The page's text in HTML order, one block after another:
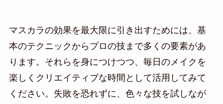
マスカラの効果を最大限に引き出すためには、基
本のテクニックからプロの技まで多くの要素があ
ります。それらを身につけつつ、毎日のメイクを
楽しくクリエイティブな時間として活用してみて
ください。失敗を恐れずに、色々な技を試しなが